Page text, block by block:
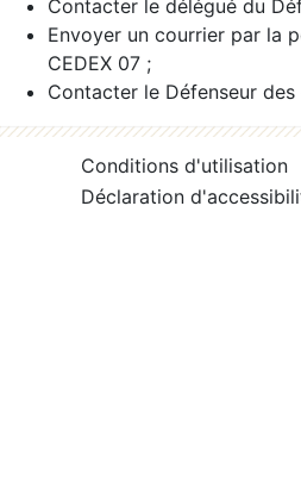
Contacter le délégué du
Envoyer un courrier par la
CEDEX 07 ;
Contacter le Défenseur
Conditions d'utilisation
Déclaration